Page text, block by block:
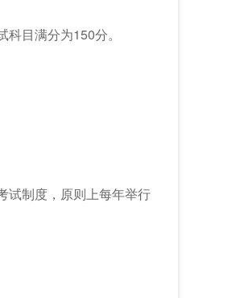
目满分为150分。
试制度，原则上每年举行